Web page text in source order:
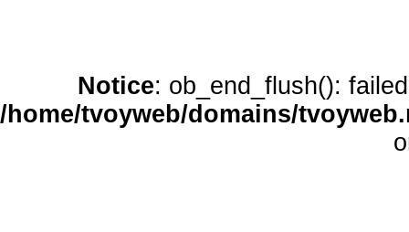
Notice: ob_end_flush():
/home/tvoyweb/domains/